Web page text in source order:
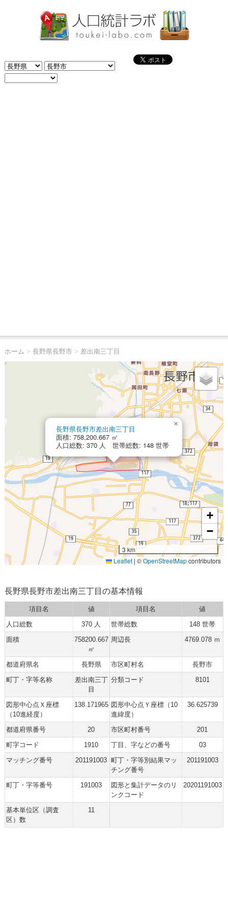
ホーム > 長野県長野市> 差出南三丁目
長野県長野市差出南三丁目
面積: 758,200.667 ㎡
人口総数: 370 人 世帯総数: 148 世帯
×
+
−
3 km
Leaflet | ©OpenStreetMapcontributors
長野県長野市差出南三丁目の基本情報
項目名 値 項目名
値
人口総数
370 人 世帯総数
148 世帯
面積
758200.667
㎡
周辺長 4769.078 ｍ
都道府県名 長野県 市区町村名
長野市
町丁・字等名称
差出南三丁
目
分類コード 8101
図形中心点Ｘ座標
（10進経度）
138.171965 図形中心点Ｙ座標（10
進緯度）
36.625739
都道府県番号 20 市区町村番号
201
町字コード
1910 丁目、字などの番号
03
マッチング番号
201191003 町丁・字等別結果マッ
チング番号
201191003
町丁・字等番号 191003
図形と集計データのリ
ンクコード
20201191003
基本単位区（調査
区）数
11